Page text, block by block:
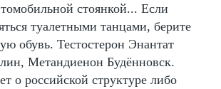
стоянкой... Если
туалетными танцами, берите
обувь. Тестостерон Энантат
Метандиенон Будённовск.
о российской структуре либо